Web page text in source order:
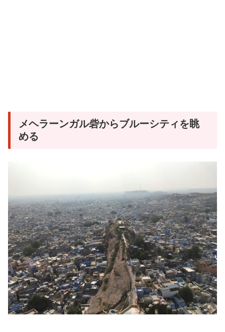
メヘラーンガル砦からブルーシティを眺
める